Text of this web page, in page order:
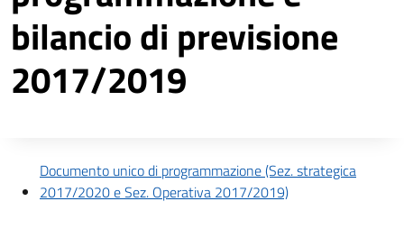
bilancio di previsione
2017/2019
Descrizione completa
Documento unico di programmazione (Sez. strategica
2017/2020 e Sez. Operativa 2017/2019)